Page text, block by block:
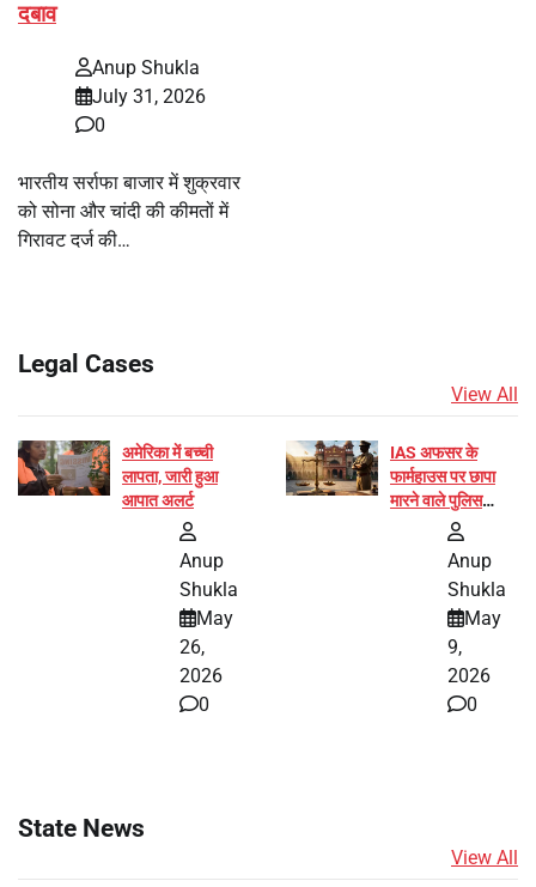
दबाव
Anup Shukla
July 31, 2026
0
भारतीय सर्राफा बाजार में शुक्रवार
को सोना और चांदी की कीमतों में
गिरावट दर्ज की…
Legal Cases
View All
अमेरिका में बच्ची
लापता, जारी हुआ
आपात अलर्ट
Anup
Shukla
May
26,
2026
0
IAS अफसर के
फार्महाउस पर छापा
मारने वाले पुलिस
अफसर का निलंबन
Anup
Shukla
May
9,
2026
0
State News
View All